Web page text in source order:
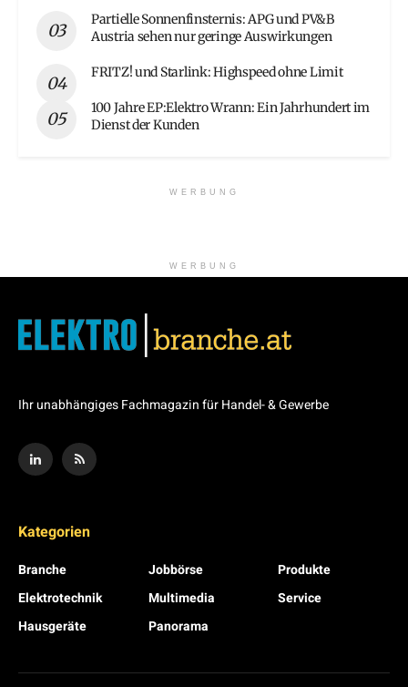
Partielle Sonnenfinsternis: APG und PV&B
Austria sehen nur geringe Auswirkungen
FRITZ! und Starlink: Highspeed ohne Limit
100 Jahre EP:Elektro Wrann: Ein Jahrhundert im
Dienst der Kunden
WERBUNG
WERBUNG
Ihr unabhängiges Fachmagazin für Handel- & Gewerbe
Kategorien
Branche
Elektrotechnik
Hausgeräte
Jobbörse
Multimedia
Panorama
Produkte
Service